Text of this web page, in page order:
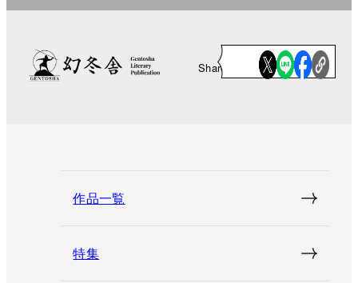
Share
作品一覧
特集